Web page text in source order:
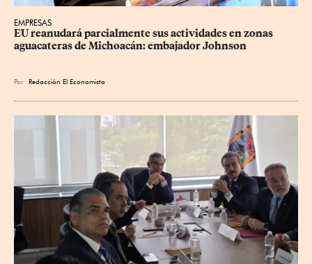
EMPRESAS
EU reanudará parcialmente sus actividades en zonas
aguacateras de Michoacán: embajador Johnson
Por Redacción El Economista